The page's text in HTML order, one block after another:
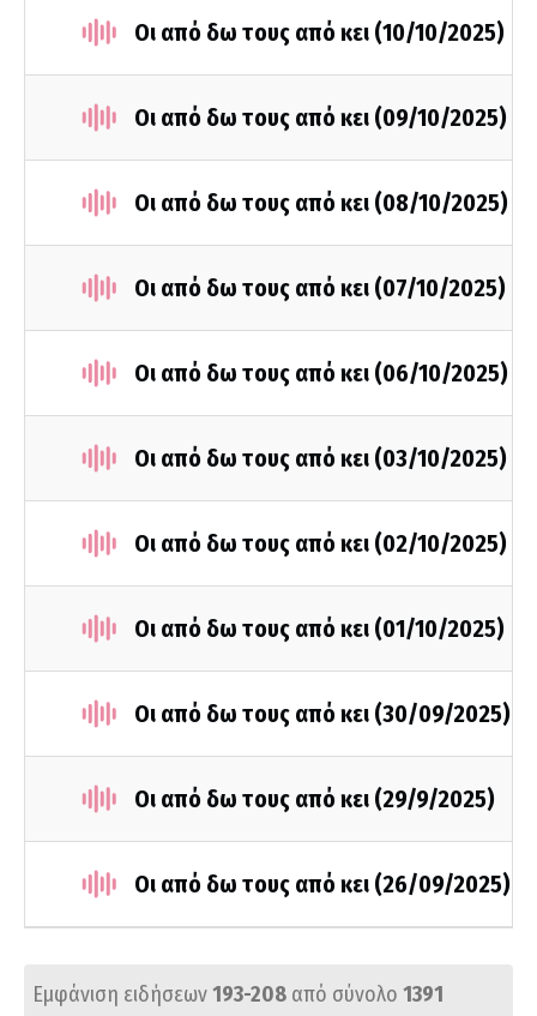
Οι από δω τους από κει (10/10/2025)
Οι από δω τους από κει (09/10/2025)
Οι από δω τους από κει (08/10/2025)
Οι από δω τους από κει (07/10/2025)
Οι από δω τους από κει (06/10/2025)
Οι από δω τους από κει (03/10/2025)
Οι από δω τους από κει (02/10/2025)
Οι από δω τους από κει (01/10/2025)
Οι από δω τους από κει (30/09/2025)
Οι από δω τους από κει (29/9/2025)
Οι από δω τους από κει (26/09/2025)
Εμφάνιση ειδήσεων193-208 από σύνολο 1391